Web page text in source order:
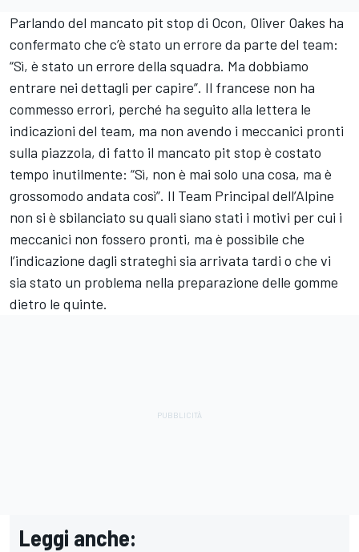
Parlando del mancato pit stop di Ocon, Oliver Oakes ha
confermato che c’è stato un errore da parte del team:
“Sì, è stato un errore della squadra. Ma dobbiamo
entrare nei dettagli per capire”. Il francese non ha
commesso errori, perché ha seguito alla lettera le
indicazioni del team, ma non avendo i meccanici pronti
sulla piazzola, di fatto il mancato pit stop è costato
tempo inutilmente: “Sì, non è mai solo una cosa, ma è
grossomodo andata così”. Il Team Principal dell’Alpine
non si è sbilanciato su quali siano stati i motivi per cui i
meccanici non fossero pronti, ma è possibile che
l’indicazione dagli strateghi sia arrivata tardi o che vi
sia stato un problema nella preparazione delle gomme
dietro le quinte.
Leggi anche: